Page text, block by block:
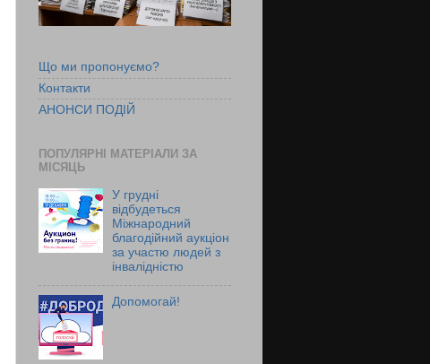
Що ми пропонуємо?
Контакти
АНОНСИ ПОДІЙ
ПОПУЛЯРНІ МАТЕРІАЛИ ЗА
МІСЯЦЬ
У грудні
відбудеться
Міжнародний
благодійний аукціон
за участю людей з
інвалідністю
Допомогай!